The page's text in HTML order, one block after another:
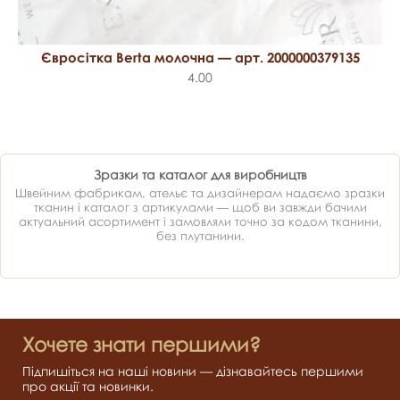
Євросітка Berta молочна — арт. 2000000379135
4.00
Зразки та каталог для виробництв
Швейним фабрикам, ательє та дизайнерам надаємо зразки
тканин і каталог з артикулами — щоб ви завжди бачили
актуальний асортимент і замовляли точно за кодом тканини,
без плутанини.
Хочете знати першими?
Підпишіться на наші новини — дізнавайтесь першими
про акції та новинки.